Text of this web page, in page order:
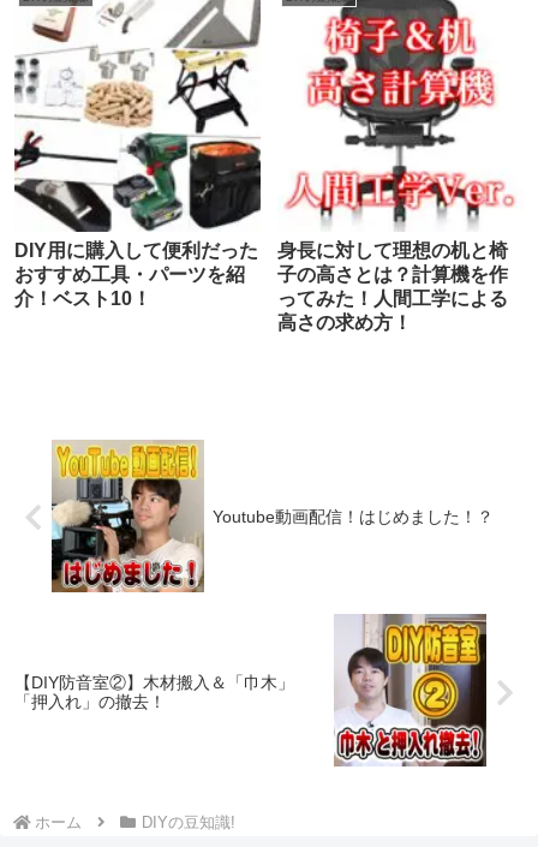
DIY用に購入して便利だった
おすすめ工具・パーツを紹
介！ベスト10！
身長に対して理想の机と椅
子の高さとは？計算機を作
ってみた！人間工学による
高さの求め方！
Youtube動画配信！はじめました！？
【DIY防音室②】木材搬入＆「巾木」
「押入れ」の撤去！
ホーム DIYの豆知識!